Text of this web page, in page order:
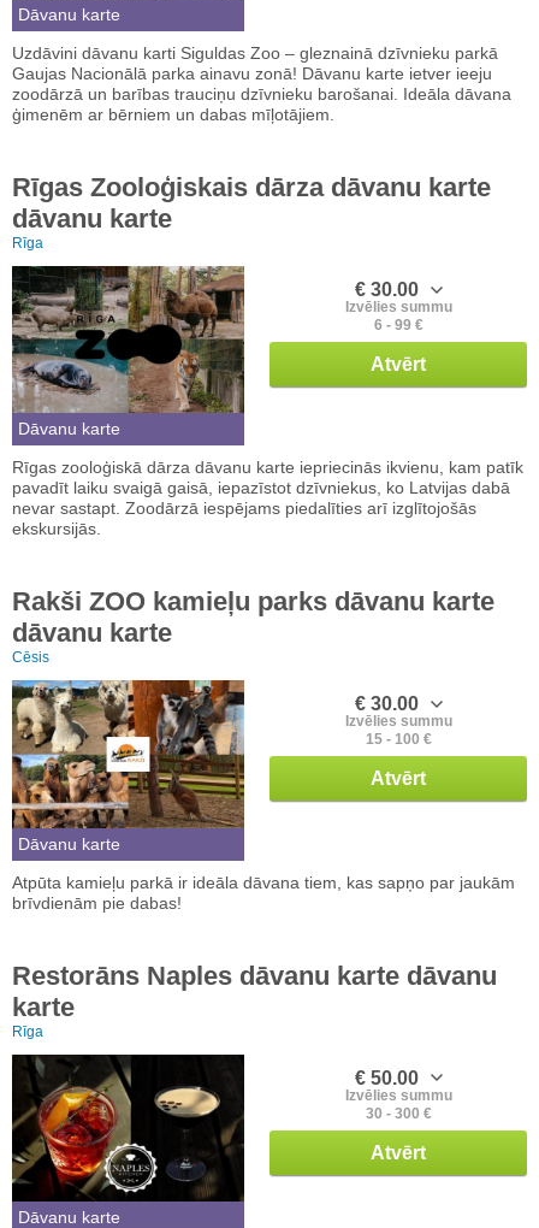
Dāvanu karte
Uzdāvini dāvanu karti Siguldas Zoo – gleznainā dzīvnieku parkā
Gaujas Nacionālā parka ainavu zonā! Dāvanu karte ietver ieeju
zoodārzā un barības trauciņu dzīvnieku barošanai. Ideāla dāvana
ģimenēm ar bērniem un dabas mīļotājiem.
Rīgas Zooloģiskais dārza dāvanu karte
dāvanu karte
Rīga
Dāvanu karte
€ 30.00
Izvēlies summu
6 - 99 €
Atvērt
Rīgas zooloģiskā dārza dāvanu karte iepriecinās ikvienu, kam patīk
pavadīt laiku svaigā gaisā, iepazīstot dzīvniekus, ko Latvijas dabā
nevar sastapt. Zoodārzā iespējams piedalīties arī izglītojošās
ekskursijās.
Rakši ZOO kamieļu parks dāvanu karte
dāvanu karte
Cēsis
Dāvanu karte
€ 30.00
Izvēlies summu
15 - 100 €
Atvērt
Atpūta kamieļu parkā ir ideāla dāvana tiem, kas sapņo par jaukām
brīvdienām pie dabas!
Restorāns Naples dāvanu karte dāvanu
karte
Rīga
Dāvanu karte
€ 50.00
Izvēlies summu
30 - 300 €
Atvērt